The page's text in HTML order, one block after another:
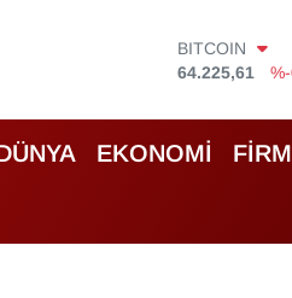
DOLAR
47,7143
STERLİN
BİST100
EKONOMİ